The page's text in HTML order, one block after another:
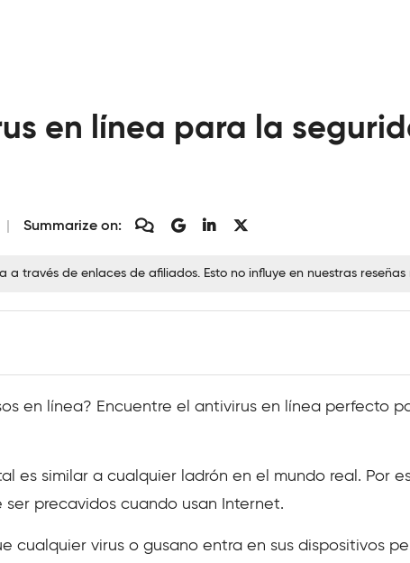
en línea para la
Summarize on:
través de enlaces de afiliados. Esto no influye en nuestras
en línea? Encuentre el antivirus en línea perfecto
es similar a cualquier ladrón en el mundo real. Por
precavidos cuando usan Internet.
cualquier virus o gusano entra en sus dispositivos